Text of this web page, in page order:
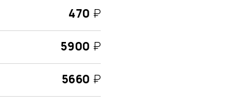
470 ₽
5900 ₽
5660 ₽